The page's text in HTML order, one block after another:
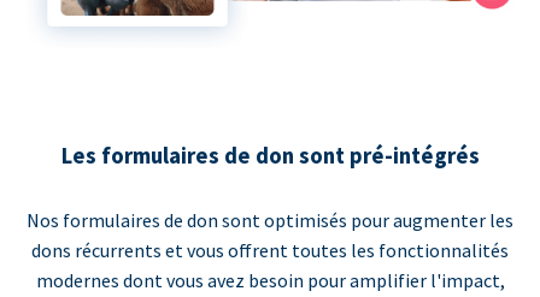
Les formulaires de don sont pré-intégrés
Nos formulaires de don sont optimisés pour augmenter les
dons récurrents et vous offrent toutes les fonctionnalités
modernes dont vous avez besoin pour amplifier l'impact,